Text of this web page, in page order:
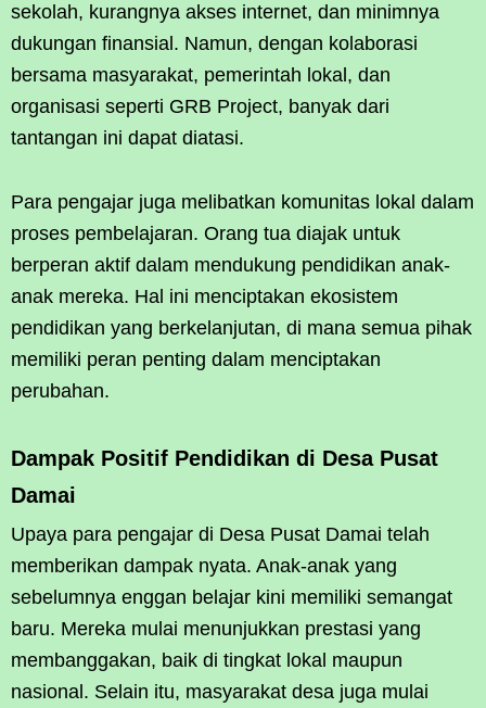
sekolah, kurangnya akses internet, dan minimnya
dukungan finansial. Namun, dengan kolaborasi
bersama masyarakat, pemerintah lokal, dan
organisasi seperti GRB Project, banyak dari
tantangan ini dapat diatasi.
Para pengajar juga melibatkan komunitas lokal dalam
proses pembelajaran. Orang tua diajak untuk
berperan aktif dalam mendukung pendidikan anak-
anak mereka. Hal ini menciptakan ekosistem
pendidikan yang berkelanjutan, di mana semua pihak
memiliki peran penting dalam menciptakan
perubahan.
Dampak Positif Pendidikan di Desa Pusat
Damai
Upaya para pengajar di Desa Pusat Damai telah
memberikan dampak nyata. Anak-anak yang
sebelumnya enggan belajar kini memiliki semangat
baru. Mereka mulai menunjukkan prestasi yang
membanggakan, baik di tingkat lokal maupun
nasional. Selain itu, masyarakat desa juga mulai